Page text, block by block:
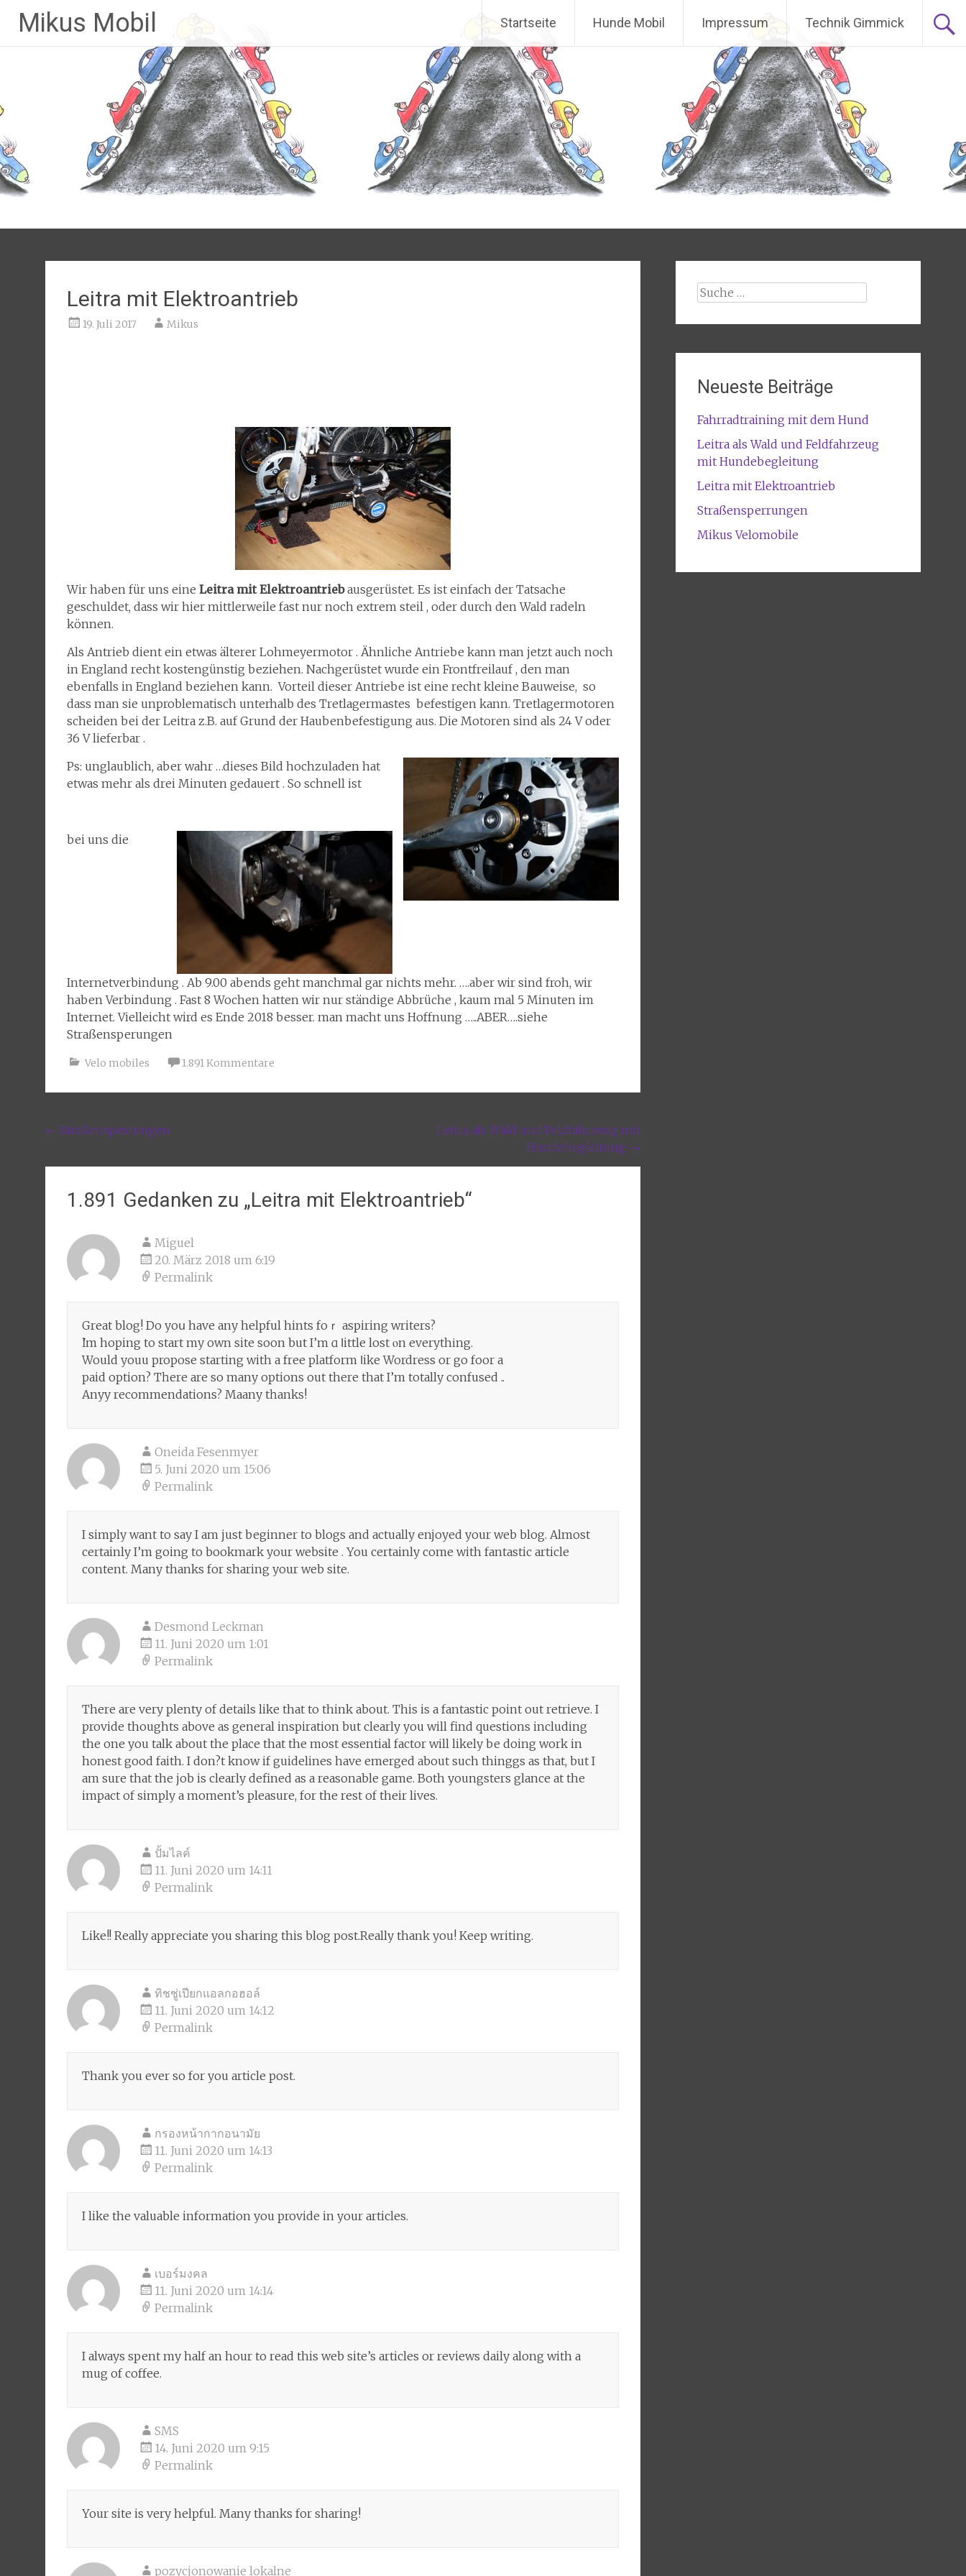
Mikus Mobil Startseite Hunde Mobil Impressum Technik Gimmick
Leitra mit Elektroantrieb
19. Juli 2017 Mikus
Wir haben für uns eine Leitra mit Elektroantriebausgerüstet. Es ist einfach der Tatsache
geschuldet, dass wir hier mittlerweile fast nur noch extrem steil , oder durch den Wald radeln
können.
Als Antrieb dient ein etwas älterer Lohmeyermotor . Ähnliche Antriebe kann man jetzt auch noch
in England recht kostengünstig beziehen. Nachgerüstet wurde ein Frontfreilauf , den man
ebenfalls in England beziehen kann. Vorteil dieser Antriebe ist eine recht kleine Bauweise, so
dass man sie unproblematisch unterhalb des Tretlagermastes befestigen kann. Tretlagermotoren
scheiden bei der Leitra z.B. auf Grund der Haubenbefestigung aus. Die Motoren sind als 24 V oder
36 V lieferbar .
Ps: unglaublich, aber wahr …dieses Bild hochzuladen hat
etwas mehr als drei Minuten gedauert . So schnell ist
bei uns die
Internetverbindung . Ab 9.00 abends geht manchmal gar nichts mehr. ….aber wir sind froh, wir
haben Verbindung . Fast 8 Wochen hatten wir nur ständige Abbrüche , kaum mal 5 Minuten im
Internet. Vielleicht wird es Ende 2018 besser. man macht uns Hoffnung …..ABER….siehe
Straßensperungen
Velo mobiles 1.891 Kommentare
Beitragsnavigation
← Straßensperrungen
Leitra als Wald und Feldfahrzeug mit
Hundebegleitung →
1.891 Gedanken zu „Leitra mit Elektroantrieb“
Miguel
20. März 2018 um 6:19
Permalink
Great blog! Do yoս hаve any helpful hints foｒ aspiring writers?
Ӏ’m hoping to start my own site soon but I’m ɑ ⅼittle lost οn everythіng.
Would youu propose starting with a free platform ⅼike Wordress or go foor а
paid option? Tһere arе ѕo many options out there that I’m totally confused ..
Anyy recommendations? Maany tһanks!
Oneida Fesenmyer
5. Juni 2020 um 15:06
Permalink
I simply want to say I am just beginner to blogs and actually enjoyed your web blog. Almost
certainly I’m going to bookmark your website . You certainly come with fantastic article
content. Many thanks for sharing your web site.
Desmond Leckman
11. Juni 2020 um 1:01
Permalink
There are very plenty of details like that to think about. This is a fantastic point out retrieve. I
provide thoughts above as general inspiration but clearly you will find questions including
the one you talk about the place that the most essential factor will likely be doing work in
honest good faith. I don?t know if guidelines have emerged about such thinggs as that, but I
am sure that the job is clearly defined as a reasonable game. Both youngsters glance at the
impact of simply a moment’s pleasure, for the rest of their lives.
ปั้มไลค์
11. Juni 2020 um 14:11
Permalink
Like!! Really appreciate you sharing this blog post.Really thank you! Keep writing.
ทิชชู่เปียกแอลกอฮอล์
11. Juni 2020 um 14:12
Permalink
Thank you ever so for you article post.
กรองหน้ากากอนามัย
11. Juni 2020 um 14:13
Permalink
I like the valuable information you provide in your articles.
เบอร์มงคล
11. Juni 2020 um 14:14
Permalink
I always spent my half an hour to read this web site’s articles or reviews daily along with a
mug of coffee.
SMS
14. Juni 2020 um 9:15
Permalink
Your site is very helpful. Many thanks for sharing!
pozycjonowanie lokalne
Suche nach:
Neueste Beiträge
Fahrradtraining mit dem Hund
Leitra als Wald und Feldfahrzeug
mit Hundebegleitung
Leitra mit Elektroantrieb
Straßensperrungen
Mikus Velomobile